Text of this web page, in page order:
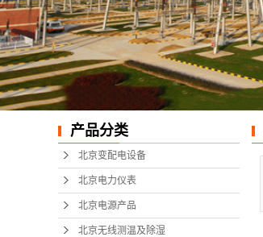
产品分类
北京变配电设备
北京电力仪表
北京电源产品
北京无线测温及除湿